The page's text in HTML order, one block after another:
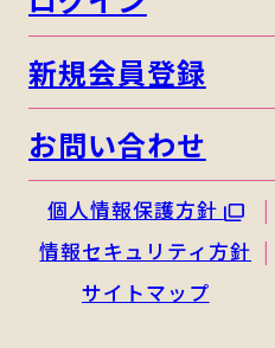
新規会員登録
お問い合わせ
個人情報保護方針
情報セキュリティ方針
サイトマップ